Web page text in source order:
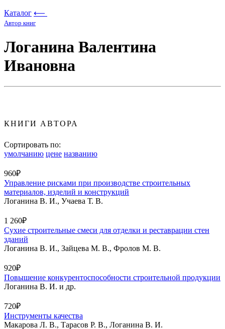
Каталог ⟵
Автор книг
Логанина Валентина
Ивановна
КНИГИ АВТОРА
Сортировать по:
умолчанию цене названию
960₽
Управление рисками при производстве строительных
материалов, изделий и конструкций
Логанина В. И., Учаева Т. В.
1 260₽
Сухие строительные смеси для отделки и реставрации стен
зданий
Логанина В. И., Зайцева М. В., Фролов М. В.
920₽
Повышение конкурентоспособности строительной продукции
Логанина В. И. и др.
720₽
Инструменты качества
Макарова Л. В., Тарасов Р. В., Логанина В. И.